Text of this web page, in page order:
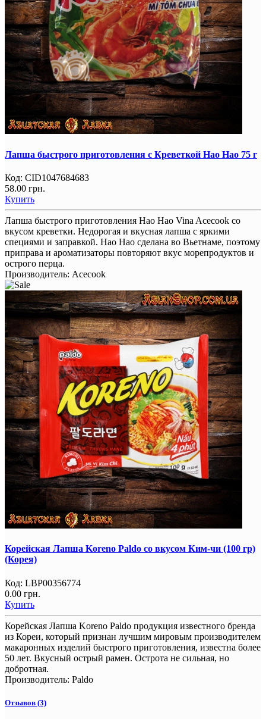
Лапша быстрого приготовления с Креветкой Hao Hao 75 г
Код: CID1047684683
58.00 грн.
Купить
Лапша быстрого приготовления Hao Hao Vina Acecook со
вкусом креветки. Недорогая и вкусная лапша с яркими
специями и заправкой. Hao Hao сделана во Вьетнаме, поэтому
приправа и ароматизаторы повторяют вкус морепродуктов и
острого перца.
Производитель: Acecook
Корейская Лапша Koreno Paldo со вкусом Ким-чи (100 гр)
(Корея)
Код: LBP00356774
0.00 грн.
Купить
Корейская Лапша Koreno Paldo продукция известного бренда
из Кореи, который признан лучшим мировым производителем
макаронных изделий быстрого приготовления, известна более
50 лет. Вкусный острый рамен. Острота не сильная, но
добротная.
Производитель: Paldo
Отзывов (3)